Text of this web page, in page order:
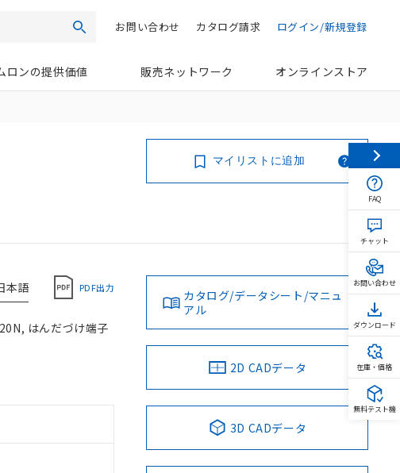
検索 ログイン/新規登録
カタログ請求
お問い合わせ
ロンの提供価値 販売ネットワーク オンラインストア
マイリストに追加
本語 PDF出力
はんだづけ端子
カタログ/データシート/マニュ
アル
2D CADデータ
3D CADデータ
FAQ
チャット
お問い合わせ
ダウンロード
在庫・価格
無料テスト機